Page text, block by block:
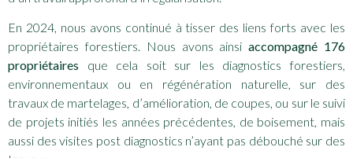
En 2024, nous avons continué à tisser des liens forts avec les
propriétaires forestiers. Nous avons ainsi accompagné 176
propriétaires que cela soit sur les diagnostics forestiers,
environnementaux ou en régénération naturelle, sur des
travaux de martelages, d’amélioration, de coupes, ou sur le suivi
de projets initiés les années précédentes, de boisement, mais
aussi des visites post diagnostics n’ayant pas débouché sur des